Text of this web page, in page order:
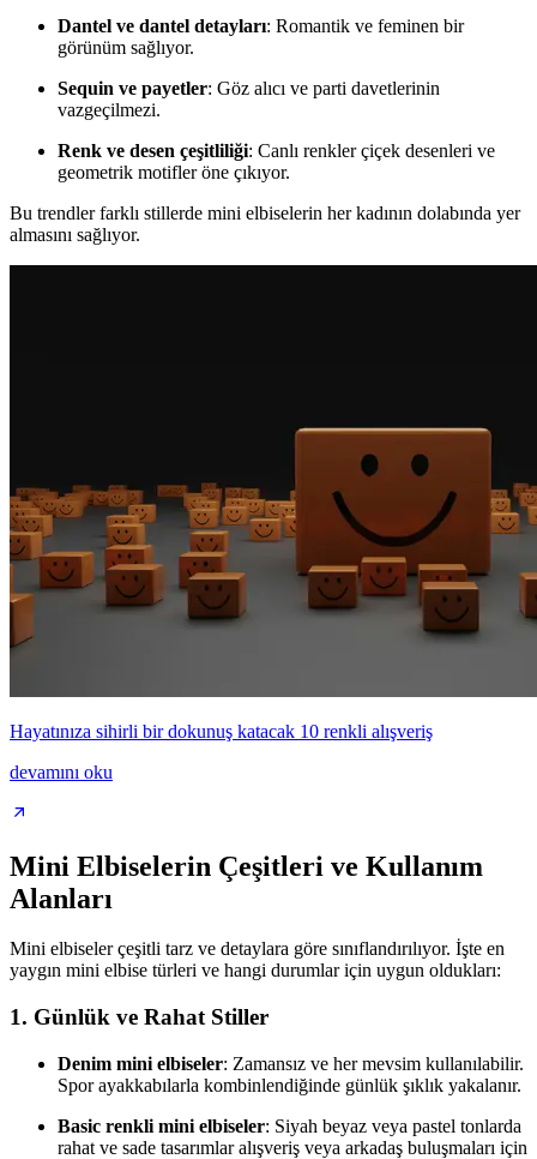
Dantel ve dantel detayları: Romantik ve feminen bir
görünüm sağlıyor.
Sequin ve payetler: Göz alıcı ve parti davetlerinin
vazgeçilmezi.
Renk ve desen çeşitliliği: Canlı renkler çiçek desenleri ve
geometrik motifler öne çıkıyor.
Bu trendler farklı stillerde mini elbiselerin her kadının dolabında yer
almasını sağlıyor.
Hayatınıza sihirli bir dokunuş katacak 10 renkli alışveriş
devamını oku
Mini Elbiselerin Çeşitleri ve Kullanım
Alanları
Mini elbiseler çeşitli tarz ve detaylara göre sınıflandırılıyor. İşte en
yaygın mini elbise türleri ve hangi durumlar için uygun oldukları:
1. Günlük ve Rahat Stiller
Denim mini elbiseler: Zamansız ve her mevsim kullanılabilir.
Spor ayakkabılarla kombinlendiğinde günlük şıklık yakalanır.
Basic renkli mini elbiseler: Siyah beyaz veya pastel tonlarda
rahat ve sade tasarımlar alışveriş veya arkadaş buluşmaları için